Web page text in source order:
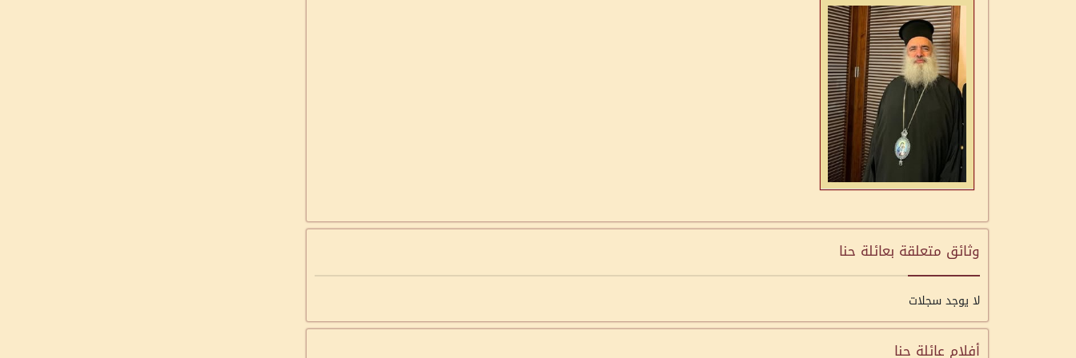
وثائق متعلقة بعائلة حنا
لا يوجد سجلات
أفلام عائلة حنا